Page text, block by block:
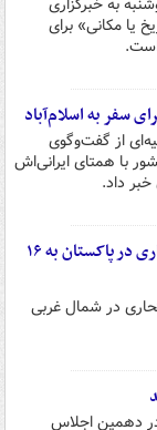
یا مکانی» برای
است.
سفر به اسلام‌آباد
از گفت‌وگوی
با همتای ایرانی‌اش
داد.
شمار کشته‌های انفجار انتحاری در پاکستان به ۱۶
در شمال غربی
دهمین اجلاس